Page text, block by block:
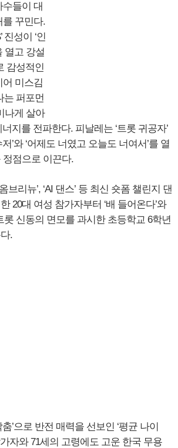
들이 대
를 꾸민다.
진성이 ‘인
열고 강설
감성적인
어 미스김
는 퍼포먼
나게 살아
지를 전파한다. 피날레는 ‘트롯 귀공자’
’와 ‘어제도 너였고 오늘도 너여서’를 열
점으로 이끈다.
브리뉴’, ‘AI 댄스’ 등 최신 숏폼 챌린지 댄
20대 여성 참가자부터 ‘배 들어온다’와
롯 신동의 면모를 과시한 초등학교 6학년
.
’으로 반전 매력을 선보인 ‘평균 나이
자와 71세의 고령에도 고운 한국 무용